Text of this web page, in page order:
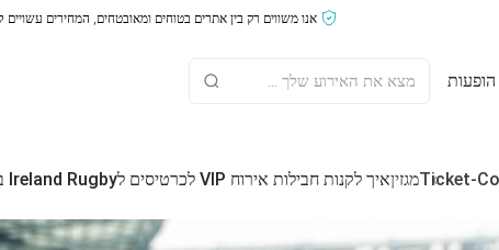
אנו משווים רק בין אתרים בטוחים ומאובטחים, המחירים
הופעות
Ticket-מגזיןאיך לקנות חבילות אירוח VIP לכרטיסים לIreland Rugby באצטדיון Aviva